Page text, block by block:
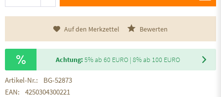
Auf den Merkzettel Bewerten
Achtung:5% ab 60 EURO | 8% ab 100 EURO
Artikel-Nr.:
BG-52873
EAN:
4250304300221